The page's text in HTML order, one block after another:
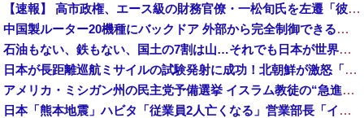
【速報】 高市政権、エース級の財務官僚・一松旬氏を左遷「彼は協力的でなかった」財務省の言いなりではないことが判明
中国製ルーター20機種にバックドア 外部から完全制御できる機能が仕込まれていた
石油もない、鉄もない、国土の7割は山…それでも日本が世界屈指の経済大国になれた「勤勉さ」以外の勝因！
日本が長距離巡航ミサイルの試験発射に成功！北朝鮮が激怒「日本が戦争国家になろうとしている」「絶対に傍観しない、必ず後悔させる」
アメリカ・ミシガン州の民主党予備選挙 イスラム教徒の“急進左派”候補が勝利確実に⋯トランプ氏は批判
日本「熊本地震」ハビタ「従業員2人亡くなる」営業部長「イオンのスタッフに制止されなかった」日本「部長が連絡後の店員行動を証言（謎」イオン「再入館可能の事実ない」→